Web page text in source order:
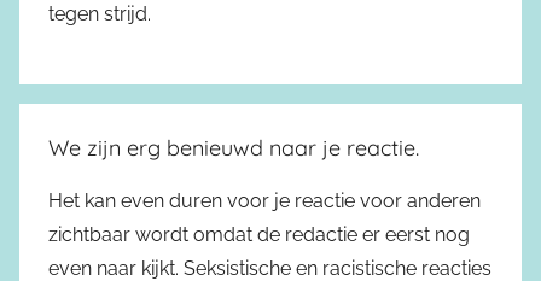
tegen strijd.
We zijn erg benieuwd naar je reactie.
Het kan even duren voor je reactie voor anderen
zichtbaar wordt omdat de redactie er eerst nog
even naar kijkt. Seksistische en racistische reacties